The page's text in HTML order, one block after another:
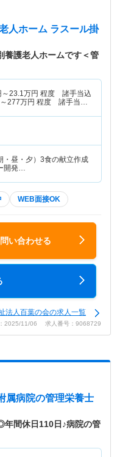
人ホーム ラスール掛
養護老人ホームです＜管
23.1万円 程度 諸手当込
277万円 程度 諸手当
・昼・夕）3食の献立作成
開発…
WEB面接OK
い合わせる
法人百葉の会の求人一覧
2025/11/06 求人番号：9068729
属病院の管理栄養士
年間休日110日♪病院の管